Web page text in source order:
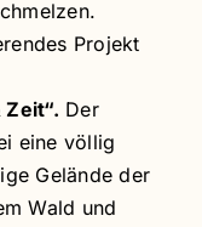
Projekt
Zeit“. Der
eine völlig
Gelände der
Wald und